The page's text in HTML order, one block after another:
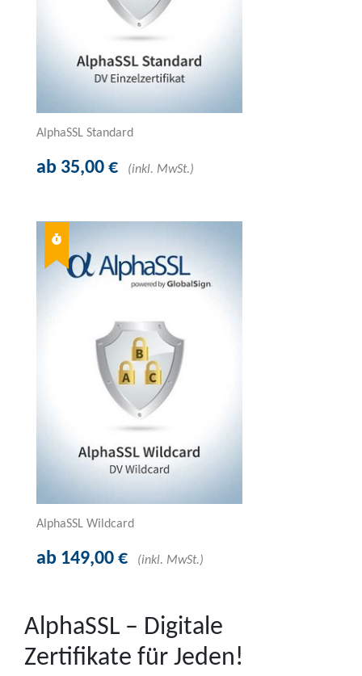
AlphaSSL Standard
ab 35,00 € (inkl. MwSt.)
AlphaSSL Wildcard
ab 149,00 € (inkl. MwSt.)
AlphaSSL – Digitale
Zertifikate für Jeden!